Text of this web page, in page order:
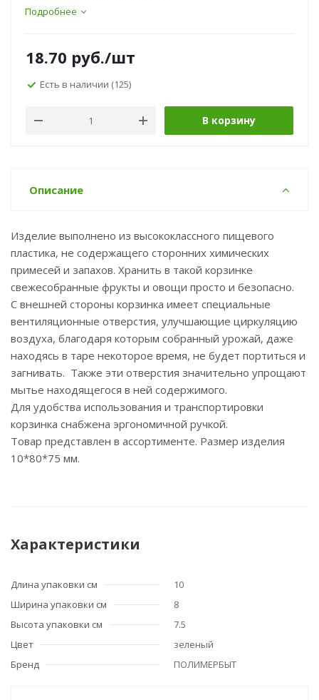
Подробнее
18.70 руб./шт
Есть в наличии (125)
В корзину
Описание
Изделие выполнено из высококлассного пищевого
пластика, не содержащего сторонних химических
примесей и запахов. Хранить в такой корзинке
свежесобранные фрукты и овощи просто и безопасно.
С внешней стороны корзинка имеет специальные
вентиляционные отверстия, улучшающие циркуляцию
воздуха, благодаря которым собранный урожай, даже
находясь в таре некоторое время, не будет портиться и
загнивать. Также эти отверстия значительно упрощают
мытье находящегося в ней содержимого.
Для удобства использования и транспортировки
корзинка снабжена эргономичной ручкой.
Товар представлен в ассортименте. Размер изделия
10*80*75 мм.
Характеристики
Длина упаковки см
10
Ширина упаковки см
8
Высота упаковки см
7.5
Цвет
зеленый
Бренд
ПОЛИМЕРБЫТ